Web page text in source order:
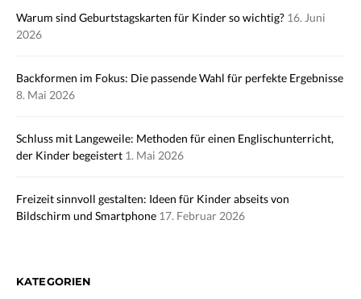
Warum sind Geburtstagskarten für Kinder so wichtig? 16. Juni
2026
Backformen im Fokus: Die passende Wahl für perfekte Ergebnisse
8. Mai 2026
Schluss mit Langeweile: Methoden für einen Englischunterricht,
der Kinder begeistert 1. Mai 2026
Freizeit sinnvoll gestalten: Ideen für Kinder abseits von
Bildschirm und Smartphone 17. Februar 2026
KATEGORIEN